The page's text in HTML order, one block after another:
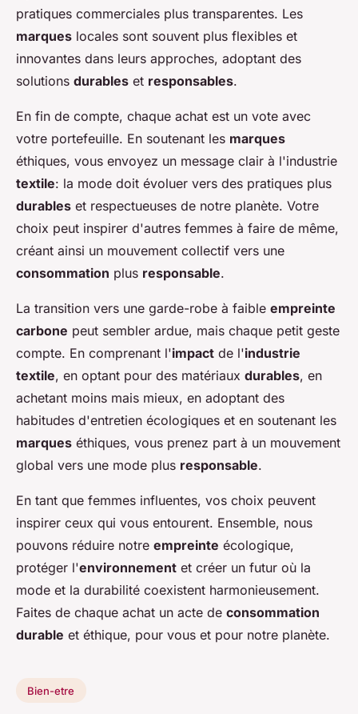
pratiques commerciales plus transparentes. Les
marques locales sont souvent plus flexibles et
innovantes dans leurs approches, adoptant des
solutions durables et responsables.
En fin de compte, chaque achat est un vote avec
votre portefeuille. En soutenant les marques
éthiques, vous envoyez un message clair à l'industrie
textile: la mode doit évoluer vers des pratiques plus
durables et respectueuses de notre planète. Votre
choix peut inspirer d'autres femmes à faire de même,
créant ainsi un mouvement collectif vers une
consommation plus responsable.
La transition vers une garde-robe à faible empreinte
carbone peut sembler ardue, mais chaque petit geste
compte. En comprenant l'impact de l'industrie
textile, en optant pour des matériaux durables, en
achetant moins mais mieux, en adoptant des
habitudes d'entretien écologiques et en soutenant les
marques éthiques, vous prenez part à un mouvement
global vers une mode plus responsable.
En tant que femmes influentes, vos choix peuvent
inspirer ceux qui vous entourent. Ensemble, nous
pouvons réduire notre empreinte écologique,
protéger l'environnement et créer un futur où la
mode et la durabilité coexistent harmonieusement.
Faites de chaque achat un acte de consommation
durable et éthique, pour vous et pour notre planète.
Bien-etre